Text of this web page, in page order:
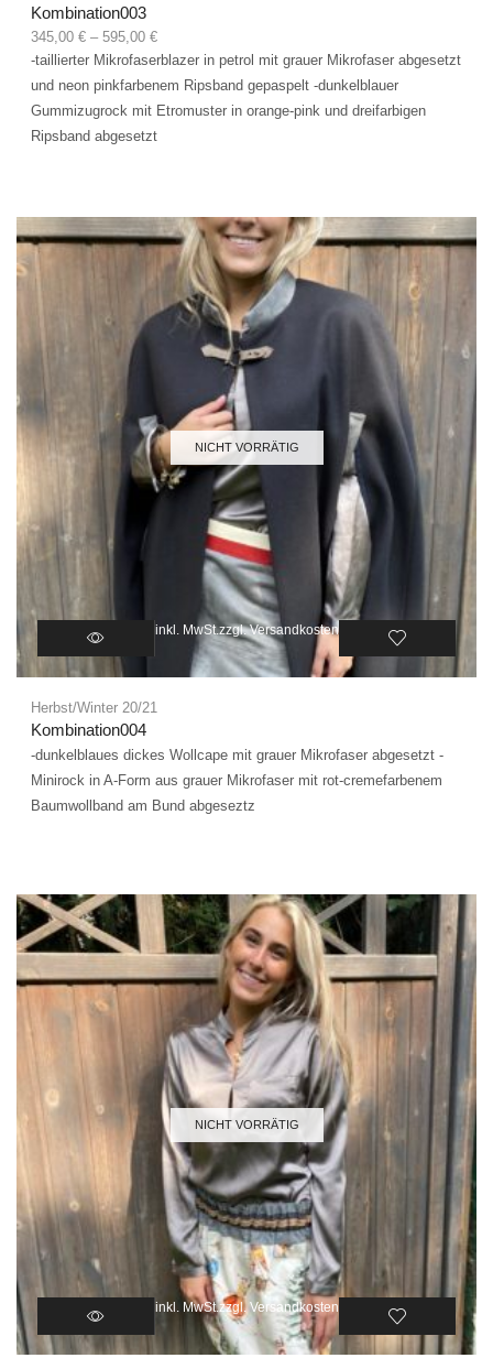
Kombination003
345,00 € – 595,00 €
-taillierter Mikrofaserblazer in petrol mit grauer Mikrofaser abgesetzt
und neon pinkfarbenem Ripsband gepaspelt -dunkelblauer
Gummizugrock mit Etromuster in orange-pink und dreifarbigen
Ripsband abgesetzt
NICHT VORRÄTIG
inkl. MwSt.zzgl.Versandkosten
Herbst/Winter 20/21
Kombination004
-dunkelblaues dickes Wollcape mit grauer Mikrofaser abgesetzt -
Minirock in A-Form aus grauer Mikrofaser mit rot-cremefarbenem
Baumwollband am Bund abgeseztz
NICHT VORRÄTIG
inkl. MwSt.zzgl. Versandkosten